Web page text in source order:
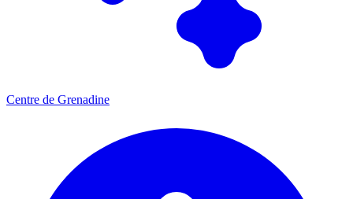
Centre de Grenadine